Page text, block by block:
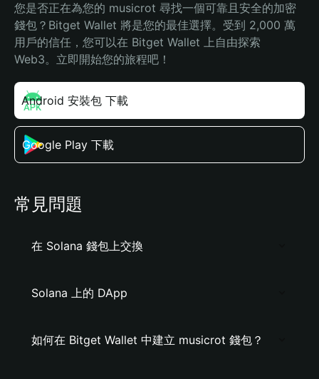
您是否正在為您的 musicrot 尋找一個可靠且安全的加密
錢包？Bitget Wallet 將是您的最佳選擇。受到 2,000 萬
用戶的信任，您可以在 Bitget Wallet 上自由探索
Web3。立即開始您的旅程吧！
Android 安裝包 下載
Google Play 下載
常見問題
在 Solana 錢包上交換
Solana 上的 DApp
如何在 Bitget Wallet 中建立 musicrot 錢包？